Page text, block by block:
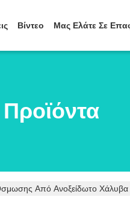
Βίντεο Μας Ελάτε Σε
Από Ανοξείδωτο Χάλυβα